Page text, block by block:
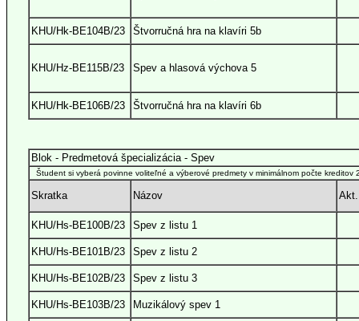
KHU/Hk-BE104B/23 Štvorručná hra na klavíri 5b
KHU/Hz-BE115B/23 Spev a hlasová výchova 5
KHU/Hk-BE106B/23 Štvorručná hra na klavíri 6b
Blok - Predmetová špecializácia - Spev
Študent si vyberá povinne voliteľné a výberové predmety v minimálnom počte
Skratka Názov Akt.
KHU/Hs-BE100B/23 Spev z listu 1
KHU/Hs-BE101B/23 Spev z listu 2
KHU/Hs-BE102B/23 Spev z listu 3
KHU/Hs-BE103B/23 Muzikálový spev 1